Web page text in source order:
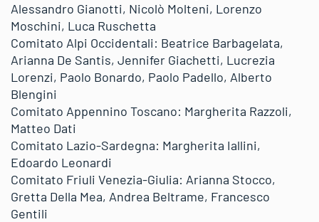
Alessandro Gianotti, Nicolò Molteni, Lorenzo
Moschini, Luca Ruschetta
Comitato Alpi Occidentali: Beatrice Barbagelata,
Arianna De Santis, Jennifer Giachetti, Lucrezia
Lorenzi, Paolo Bonardo, Paolo Padello, Alberto
Blengini
Comitato Appennino Toscano: Margherita Razzoli,
Matteo Dati
Comitato Lazio-Sardegna: Margherita Iallini,
Edoardo Leonardi
Comitato Friuli Venezia-Giulia: Arianna Stocco,
Gretta Della Mea, Andrea Beltrame, Francesco
Gentili